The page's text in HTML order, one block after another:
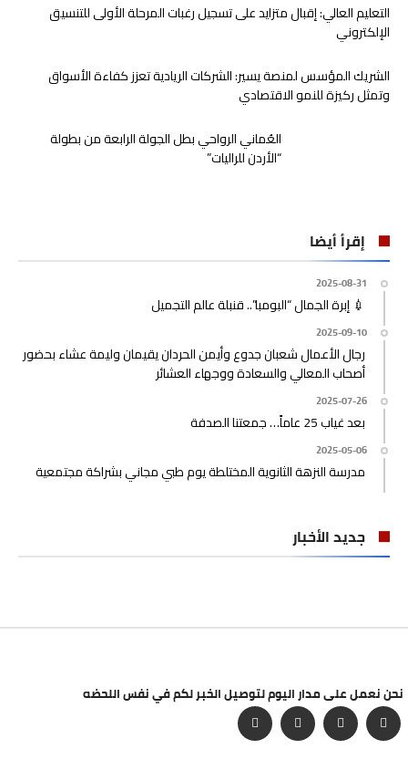
التعليم العالي: إقبال متزايد على تسجيل رغبات المرحلة الأولى للتنسيق
الإلكتروني
الشريك المؤسس لمنصة يسير: الشركات الريادية تعزز كفاءة الأسواق
وتمثل ركيزة للنمو الاقتصادي
العُماني الرواحي بطل الجولة الرابعة من بطولة
“الأردن للراليات”
إقرأ أيضا
2025-08-31
💉 إبرة الجمال “البومبا”.. قنبلة عالم التجميل
2025-09-10
رجال الأعمال شعبان جدوع وأيمن الحردان يقيمان وليمة عشاء بحضور
أصحاب المعالي والسعادة ووجهاء العشائر
2025-07-26
بعد غياب 25 عاماً… جمعتنا الصدفة
2025-05-06
مدرسة النزهة الثانوية المختلطة يوم طبي مجاني بشراكة مجتمعية
جديد الأخبار
نحن نعمل على مدار اليوم لتوصيل الخبر لكم في نفس اللحضه